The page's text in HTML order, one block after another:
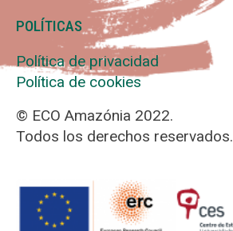
POLÍTICAS
Política de privacidad
Política de cookies
© ECO Amazónia 2022.
Todos los derechos reservados.